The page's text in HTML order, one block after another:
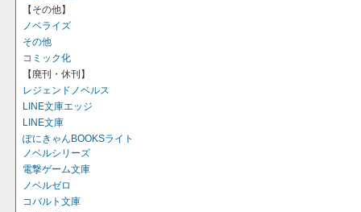
【その他】
ノベライズ
その他
コミック化
【廃刊・休刊】
レジェンドノベルス
LINE文庫エッジ
LINE文庫
ぽにきゃんBOOKSライト
ノベルシリーズ
電撃ゲーム文庫
ノベルゼロ
コバルト文庫